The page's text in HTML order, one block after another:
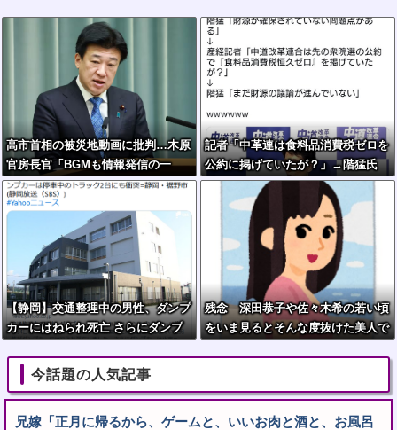
高市首相の被災地動画に批判…木原
官房長官「BGMも情報発信の一
つ」
記者「中革連は食料品消費税ゼロを
公約に掲げていたが？」→階猛氏
「それは財源確保という条件付き」
【静岡】交通整理中の男性、ダンプ
カーにはねられ死亡 さらにダンプ
突=裾野市
残念 深田恭子や佐々木希の若い頃
をいま見るとそんな度抜けた美人で
今話題の人気記事
兄嫁「正月に帰るから、ゲームと、いいお肉と酒と、お風呂